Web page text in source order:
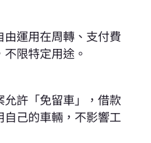
運用在周轉、支付費
限特定用途。
許「免留車」，借款
己的車輛， 不影響工